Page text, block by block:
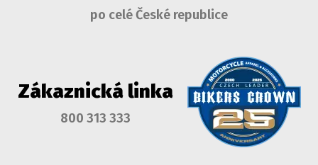
po celé České republice
Zákaznická linka
800 313 333